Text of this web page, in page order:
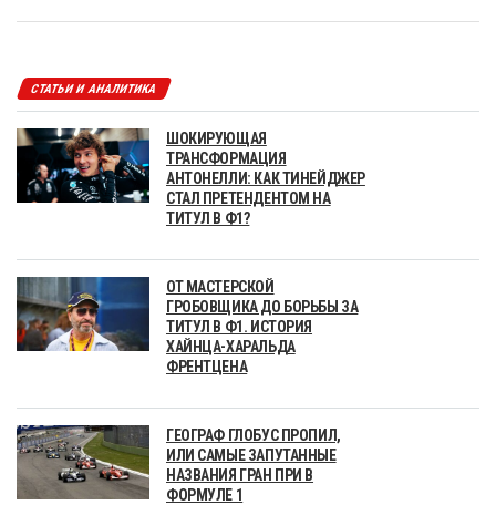
СТАТЬИ И АНАЛИТИКА
ШОКИРУЮЩАЯ
ТРАНСФОРМАЦИЯ
АНТОНЕЛЛИ: КАК ТИНЕЙДЖЕР
СТАЛ ПРЕТЕНДЕНТОМ НА
ТИТУЛ В Ф1?
ОТ МАСТЕРСКОЙ
ГРОБОВЩИКА ДО БОРЬБЫ ЗА
ТИТУЛ В Ф1. ИСТОРИЯ
ХАЙНЦА-ХАРАЛЬДА
ФРЕНТЦЕНА
ГЕОГРАФ ГЛОБУС ПРОПИЛ,
ИЛИ САМЫЕ ЗАПУТАННЫЕ
НАЗВАНИЯ ГРАН ПРИ В
ФОРМУЛЕ 1